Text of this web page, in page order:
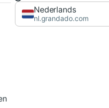
Nederlands
nl.grandado.com